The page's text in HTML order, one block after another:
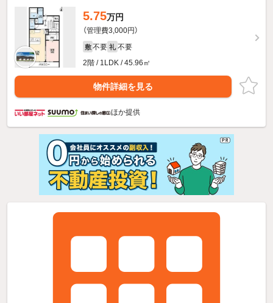
5.75万円
（管理費3,000円）
敷 不要 礼 不要
2階 / 1LDK / 45.96㎡
物件詳細を見る
ほか提供